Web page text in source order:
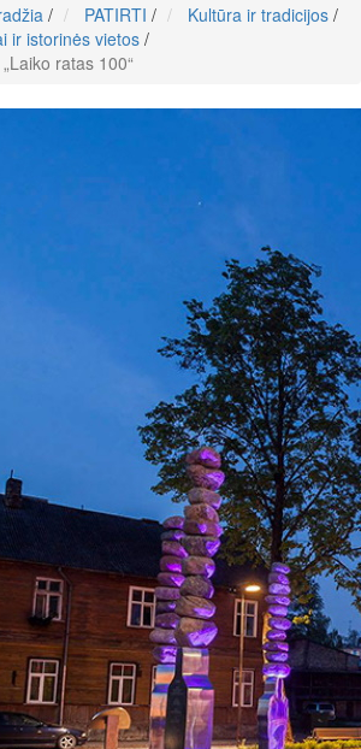
/ PATIRTI / Kultūra ir tradicijos /
ir istorinės vietos /
ratas 100“